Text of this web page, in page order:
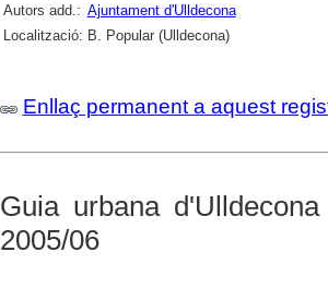
Autors add.: Ajuntament d'Ulldecona
Localització: B. Popular (Ulldecona)
Enllaç permanent a aquest
Guia urbana
2005/06